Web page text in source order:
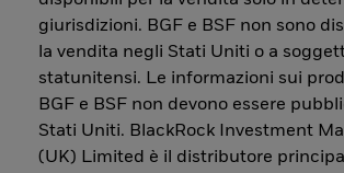
giurisdizioni. BGF e BSF non sono
la vendita negli Stati Uniti o a
statunitensi. Le informazioni sui
BGF e BSF non devono essere
Stati Uniti. BlackRock Investment
(UK) Limited è il distributore